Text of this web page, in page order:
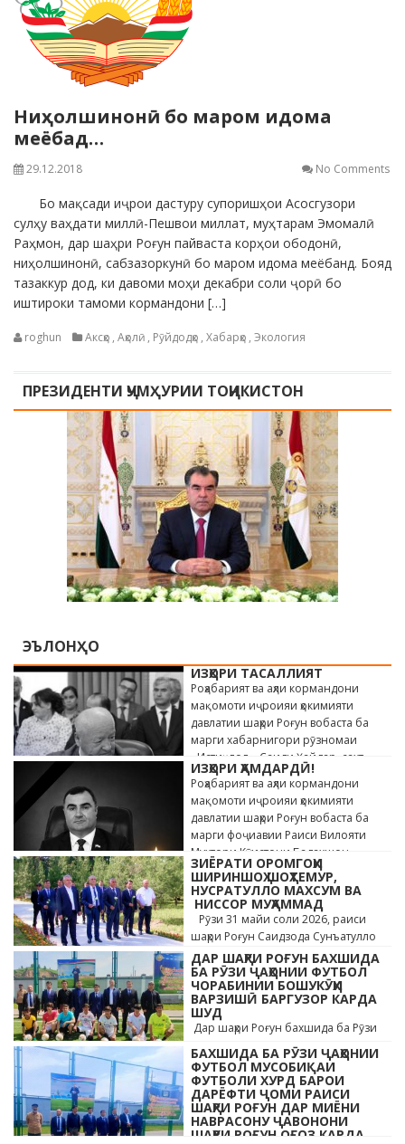
Ниҳолшинонӣ бо маром идома
меёбад…
29.12.2018 No Comments
Бо мақсади иҷрои дастуру супоришҳои Асосгузори
сулҳу ваҳдати миллӣ-Пешвои миллат, муҳтарам Эмомалӣ
Раҳмон, дар шаҳри Роғун пайваста корҳои ободонӣ,
ниҳолшинонӣ, сабзазоркунӣ бо маром идома меёбанд. Бояд
тазаккур дод, ки давоми моҳи декабри соли ҷорӣ бо
иштироки тамоми кормандони […]
roghun Аксҳо , Аҳолӣ , Рӯйдодҳо , Хабарҳо , Экология
ПРЕЗИДЕНТИ ҶУМҲУРИИ ТОҶИКИСТОН
ЭЪЛОНҲО
ИЗҲОРИ ТАСАЛЛИЯТ
Роҳабарият ва аҳли кормандони
мақомоти иҷроияи ҳокимияти
давлатии шаҳри Роғун вобаста ба
марги хабарнигори рӯзномаи
«Истиқлол» Саиди Ҳайдар, сахт
андӯҳгин …
ИЗҲОРИ ҲАМДАРДӢ!
Роҳабарият ва аҳли кормандони
мақомоти иҷроияи ҳокимияти
давлатии шаҳри Роғун вобаста ба
марги фоҷиавии Раиси Вилояти
Мухтори Кӯҳистони Бадахшон
Алишер …
ЗИЁРАТИ ОРОМГОҲИ
ШИРИНШОҲ ШОҲТЕМУР,
НУСРАТУЛЛО МАХСУМ ВА
НИССОР МУҲАММАД
Рӯзи 31 майи соли 2026, раиси
шаҳри Роғун Саидзода Сунъатулло
бо ҳайъати кормандони дастгоҳи
раиси шаҳр ва роҳбарони мақомотҳои
…
ДАР ШАҲРИ РОҒУН БАХШИДА
БА РӮЗИ ҶАҲОНИИ ФУТБОЛ
ЧОРАБИНИИ БОШУКӮҲИ
ВАРЗИШӢ БАРГУЗОР КАРДА
ШУД
Дар шаҳри Роғун бахшида ба Рӯзи
ҷавонони Тоҷикистон ва Рӯзи
ҷаҳонии футбол бо иштироки 10
даста мусобиқаи кушоди шаҳри аз …
БАХШИДА БА РӮЗИ ҶАҲОНИИ
ФУТБОЛ МУСОБИҚАИ
ФУТБОЛИ ХУРД БАРОИ
ДАРЁФТИ ҶОМИ РАИСИ
ШАҲРИ РОҒУН ДАР МИЁНИ
НАВРАСОНУ ҶАВОНОНИ
ШАҲРИ РОҒУН ОҒОЗ КАРДА